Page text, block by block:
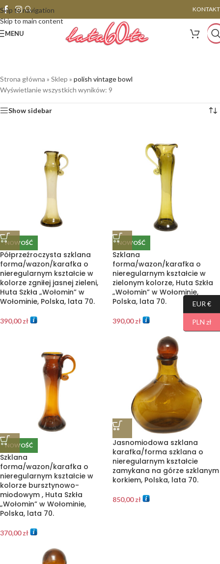
Skip to navigation
Skip to main content
KONTAKT
MENU
Strona główna » Sklep » polish vintage bowl
Wyświetlanie wszystkich wyników: 9
Show sidebar
NOWOŚĆ
Półprzeźroczysta szklana
forma/wazon/karafka o
nieregularnym kształcie w
kolorze zgniłej jasnej zieleni,
Huta Szkła „Wołomin” w
Wołominie, Polska, lata 70.
390,00zł
NOWOŚĆ
Szklana
forma/wazon/karafka o
nieregularnym kształcie w
zielonym kolorze, Huta Szkła
„Wołomin” w Wołominie,
Polska, lata 70.
390,00zł
NOWOŚĆ
Szklana
forma/wazon/karafka o
nieregularnym kształcie w
kolorze bursztynowo-
miodowym , Huta Szkła
„Wołomin” w Wołominie,
Polska, lata 70.
370,00zł
Jasnomiodowa szklana
karafka/forma szklana o
nieregularnym kształcie
zamykana na górze szklanym
korkiem, Polska, lata 70.
850,00zł
EUR €
PLN zł